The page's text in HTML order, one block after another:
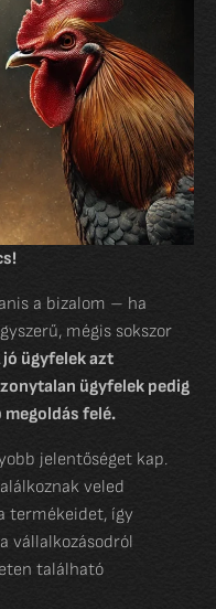
a bizalom – ha
mégis sokszor
jó ügyfelek azt
ügyfelek pedig
megoldás felé.
jelentőséget kap.
veled
termékeidet, így
vállalkozásodról
található